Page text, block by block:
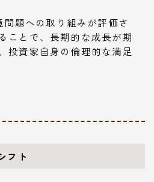
問題への取り組みが評価さ
ことで、長期的な成長が期
投資家自身の倫理的な満足
フト